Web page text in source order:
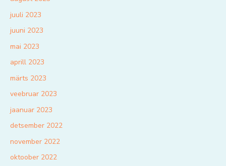
juuli 2023
juuni 2023
mai 2023
aprill 2023
märts 2023
veebruar 2023
jaanuar 2023
detsember 2022
november 2022
oktoober 2022